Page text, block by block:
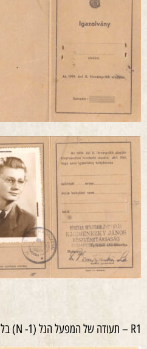
R1 – תעודה של המפעל הנל (N -1) בלי תמונה